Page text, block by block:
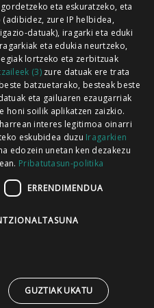
| T. 948638288
garatua
eta eskuratzeko, eta
zure IP helbidea,
datuak), iragarki eta eduki
eta edukia neurtzeko,
lortzeko eta zerbitzuak
(3)zure datuak ere trata
batzuetarako, besteak beste
eta gailuaren ezaugarriak
honi soilik aplikatzen zaizkio.
interes legitimoa oinarri
eskubidea duzu Iragarkien
edozein unetan ken dezakezu
Pribatutasun-politika
ERRENDIMENDUA
GUZTIAK UKATU